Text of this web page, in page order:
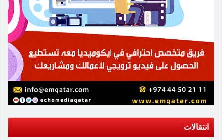
انتقالات